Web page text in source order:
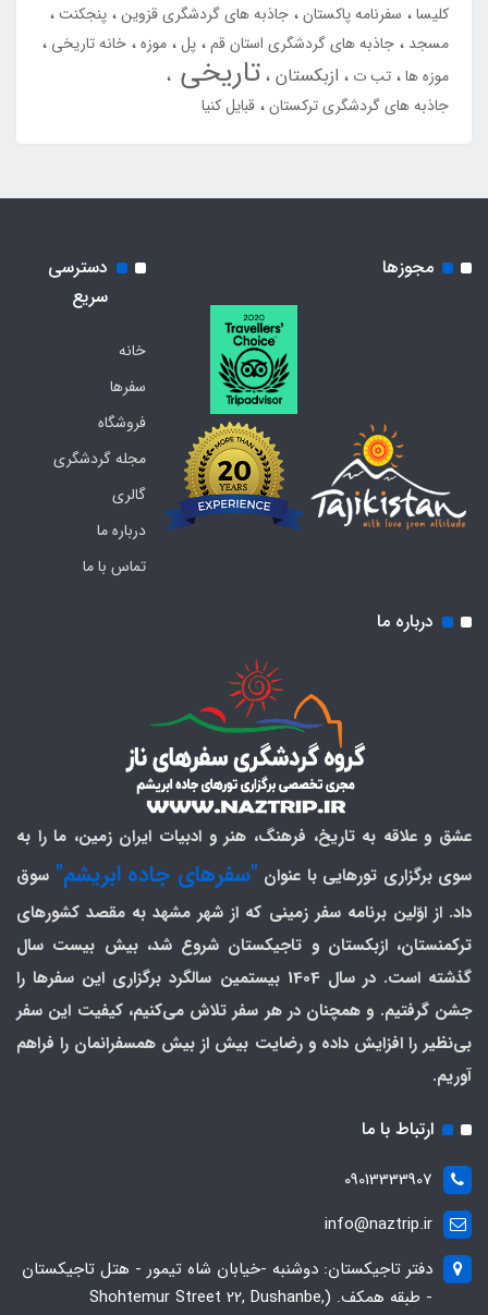
کلیسا
سفرنامه پاکستان جاذبه های گردشگری قزوین پنجکنت
مسجد
جاذبه های گردشگری استان قم پل موزه خانه تاریخی
موزه ها تب ت ازبکستان تاریخی
جاذبه های گردشگری ترکستان قبایل کنیا
مجوزها
دسترسی
سریع
خانه
سفرها
فروشگاه
مجله گردشگری
گالری
درباره ما
تماس با ما
درباره ما
عشق و علاقه به تاریخ، فرهنگ، هنر و ادبیات ایران زمین، ما را به
سوی برگزاری تورهایی با عنوان "سفرهای جاده ابریشم" سوق
داد. از اوّلین برنامه سفر زمینی که از شهر مشهد به مقصد کشورهای
ترکمنستان، ازبکستان و تاجیکستان شروع شد، بیش بیست سال
گذشته است. در سال 1404 بیستمین سالگرد برگزاری این سفرها را
جشن گرفتیم. و همچنان در هر سفر تلاش می‌کنیم، کیفیت این سفر
بی‌نظیر را افزایش داده و رضایت بیش از بیش همسفرانمان را فراهم
آوریم.
ارتباط با ما
09013333907
info@naztrip.ir
دفتر تاجیکستان: دوشنبه -خیابان شاه تیمور - هتل تاجیکستان
- طبقه همکف. (Shohtemur Street 22, Dushanbe,